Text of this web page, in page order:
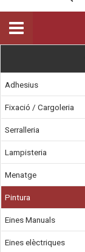
Adhesius
Fixació / Cargoleria
Serralleria
Lampisteria
Menatge
Pintura
Eines Manuals
Eines elèctriques